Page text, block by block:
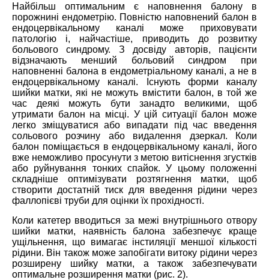
Найбільш оптимальним є наповнення балону в
порожнині ендометрію. Повністю наповнений балон в
ендоцервікальному каналі може приховувати
патологію і, найчастіше, приводить до розвитку
больового синдрому. З досвіду авторів, пацієнти
відзначають менший больовий синдром при
наповненні балона в ендометріальному каналі, а не в
ендоцервікальному каналі. Існують форми каналу
шийки матки, які не можуть вмістити балон, в той же
час деякі можуть бути занадто великими, щоб
утримати балон на місці. У цій ситуації балон може
легко зміщуватися або випадати під час введення
сольового розчину або видалення дзеркал. Коли
балон поміщається в ендоцервікальному каналі, його
вже неможливо просунути з метою витіснення згустків
або руйнування тонких спайок. У цьому положенні
складніше оптимізувати розтягнення матки, щоб
створити достатній тиск для введення рідини через
фаллопієві труби для оцінки їх прохідності.
Коли катетер вводиться за межі внутрішнього отвору
шийки матки, наявність балона забезпечує краще
ущільнення, що вимагає інстиляції меншої кількості
рідини. Він також може запобігати витоку рідини через
розширену шийку матки, а також забезпечувати
оптимальне розширення матки (рис. 2).